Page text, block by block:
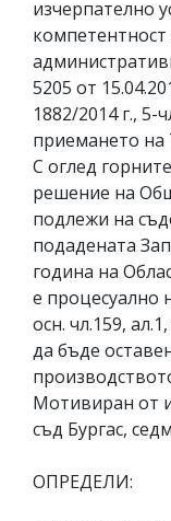
изчерпателно
5205 от
1882/2014 г., 5-
приемането на
С оглед
решение на
подлежи на
подадената
година на
е процесуално
осн. чл.159,
да бъде
Мотивиран от
съд Бургас,
ОПРЕДЕЛИ: